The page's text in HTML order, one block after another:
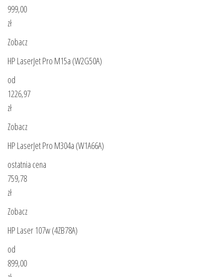
999,00
zł
Zobacz
HP LaserJet Pro M15a (W2G50A)
od
1226,97
zł
Zobacz
HP LaserJet Pro M304a (W1A66A)
ostatnia cena
759,78
zł
Zobacz
HP Laser 107w (4ZB78A)
od
899,00